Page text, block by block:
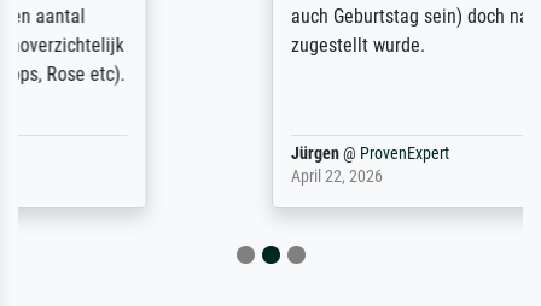
auch Geburtstag sein) doch nach zu Hause
zugestellt wurde.